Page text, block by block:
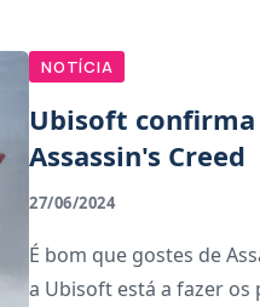
NOTÍCIA
Ubisoft
Assassin's Creed
27/06/2024
É bom que gostes de
a Ubisoft está a fazer